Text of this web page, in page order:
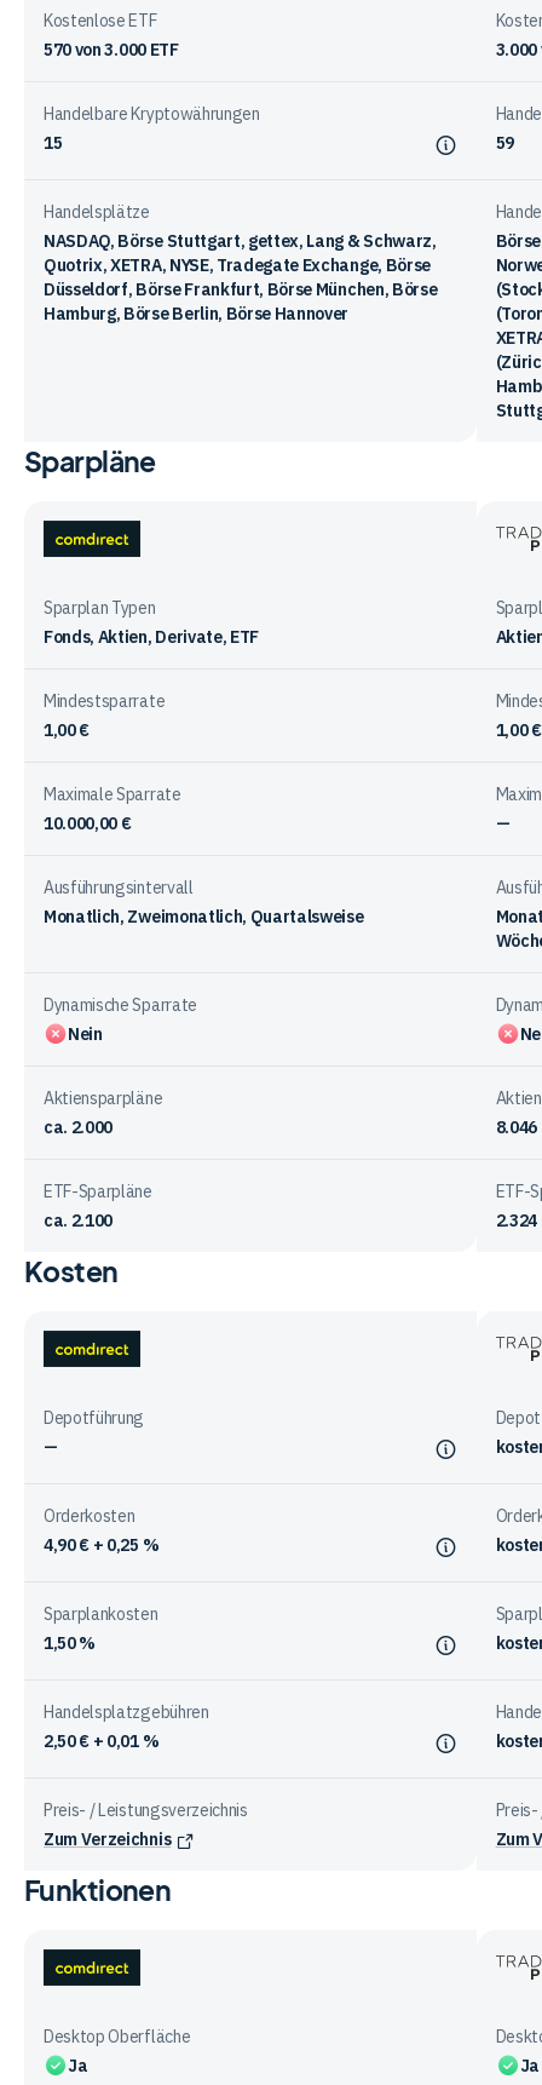
Kostenlose ETF
570von3.000ETF
3.000
Handelbare Kryptowährungen
15
59
Handelsplätze
NASDAQ, Börse Stuttgart, gettex, Lang & Schwarz,
Quotrix, XETRA, NYSE, Tradegate Exchange, Börse
Düsseldorf, Börse Frankfurt, Börse München, Börse
Hamburg, Börse Berlin, Börse Hannover
Vergleichstabelle
zu
Kennzahlen
beim
mit
den
Sparpläne
Sparplan Typen
Fonds, Aktien, Derivate, ETF
Mindestsparrate
1,00 €
1,00 €
Maximale Sparrate
10.000,00 €
—
Ausführungsintervall
Monatlich, Zweimonatlich, Quartalsweise
Dynamische Sparrate
Nein
Aktiensparpläne
ca. 2.000
8.046
ETF-Sparpläne
ca. 2.100
ETF-
2.324
Vergleichstabelle
Sparplänen
Anbietern
Kosten
Depotführung
—
Orderkosten
4,90 € + 0,25 %
Sparplankosten
1,50 %
Handelsplatzgebühren
2,50 € + 0,01 %
Preis- / Leistungsverzeichnis
Zum Verzeichnis
Preis-
Zum
Vergleichstabelle
den
Kosten
den
Anbietern
Funktionen
Desktop Oberfläche
Ja
Ja